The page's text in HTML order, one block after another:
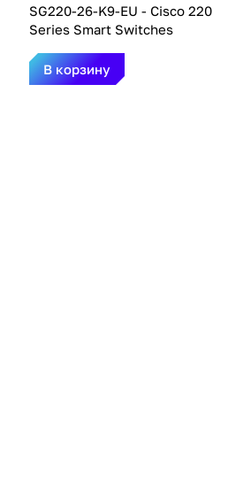
SG220-26-K9-EU - Cisco 220
Series Smart Switches
В корзину